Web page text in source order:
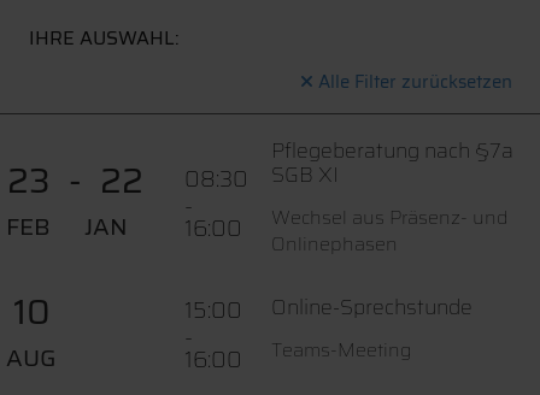
IHRE AUSWAHL:
Alle Filter zurücksetzen
23
FEB
22
JAN
08:30
-
16:00
Pflegeberatung nach §7a
SGB XI
Wechsel aus Präsenz- und
Onlinephasen
10
AUG
15:00
-
16:00
Online-Sprechstunde
Teams-Meeting